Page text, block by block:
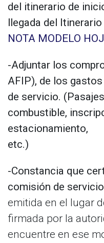
del itinerario de
llegada del
NOTA MODELO
-Adjuntar los
AFIP), de los
de servicio.
combustible,
estacionamiento,
etc.)
-Constancia que
comisión de
emitida en el lugar
firmada por la
encuentre en ese